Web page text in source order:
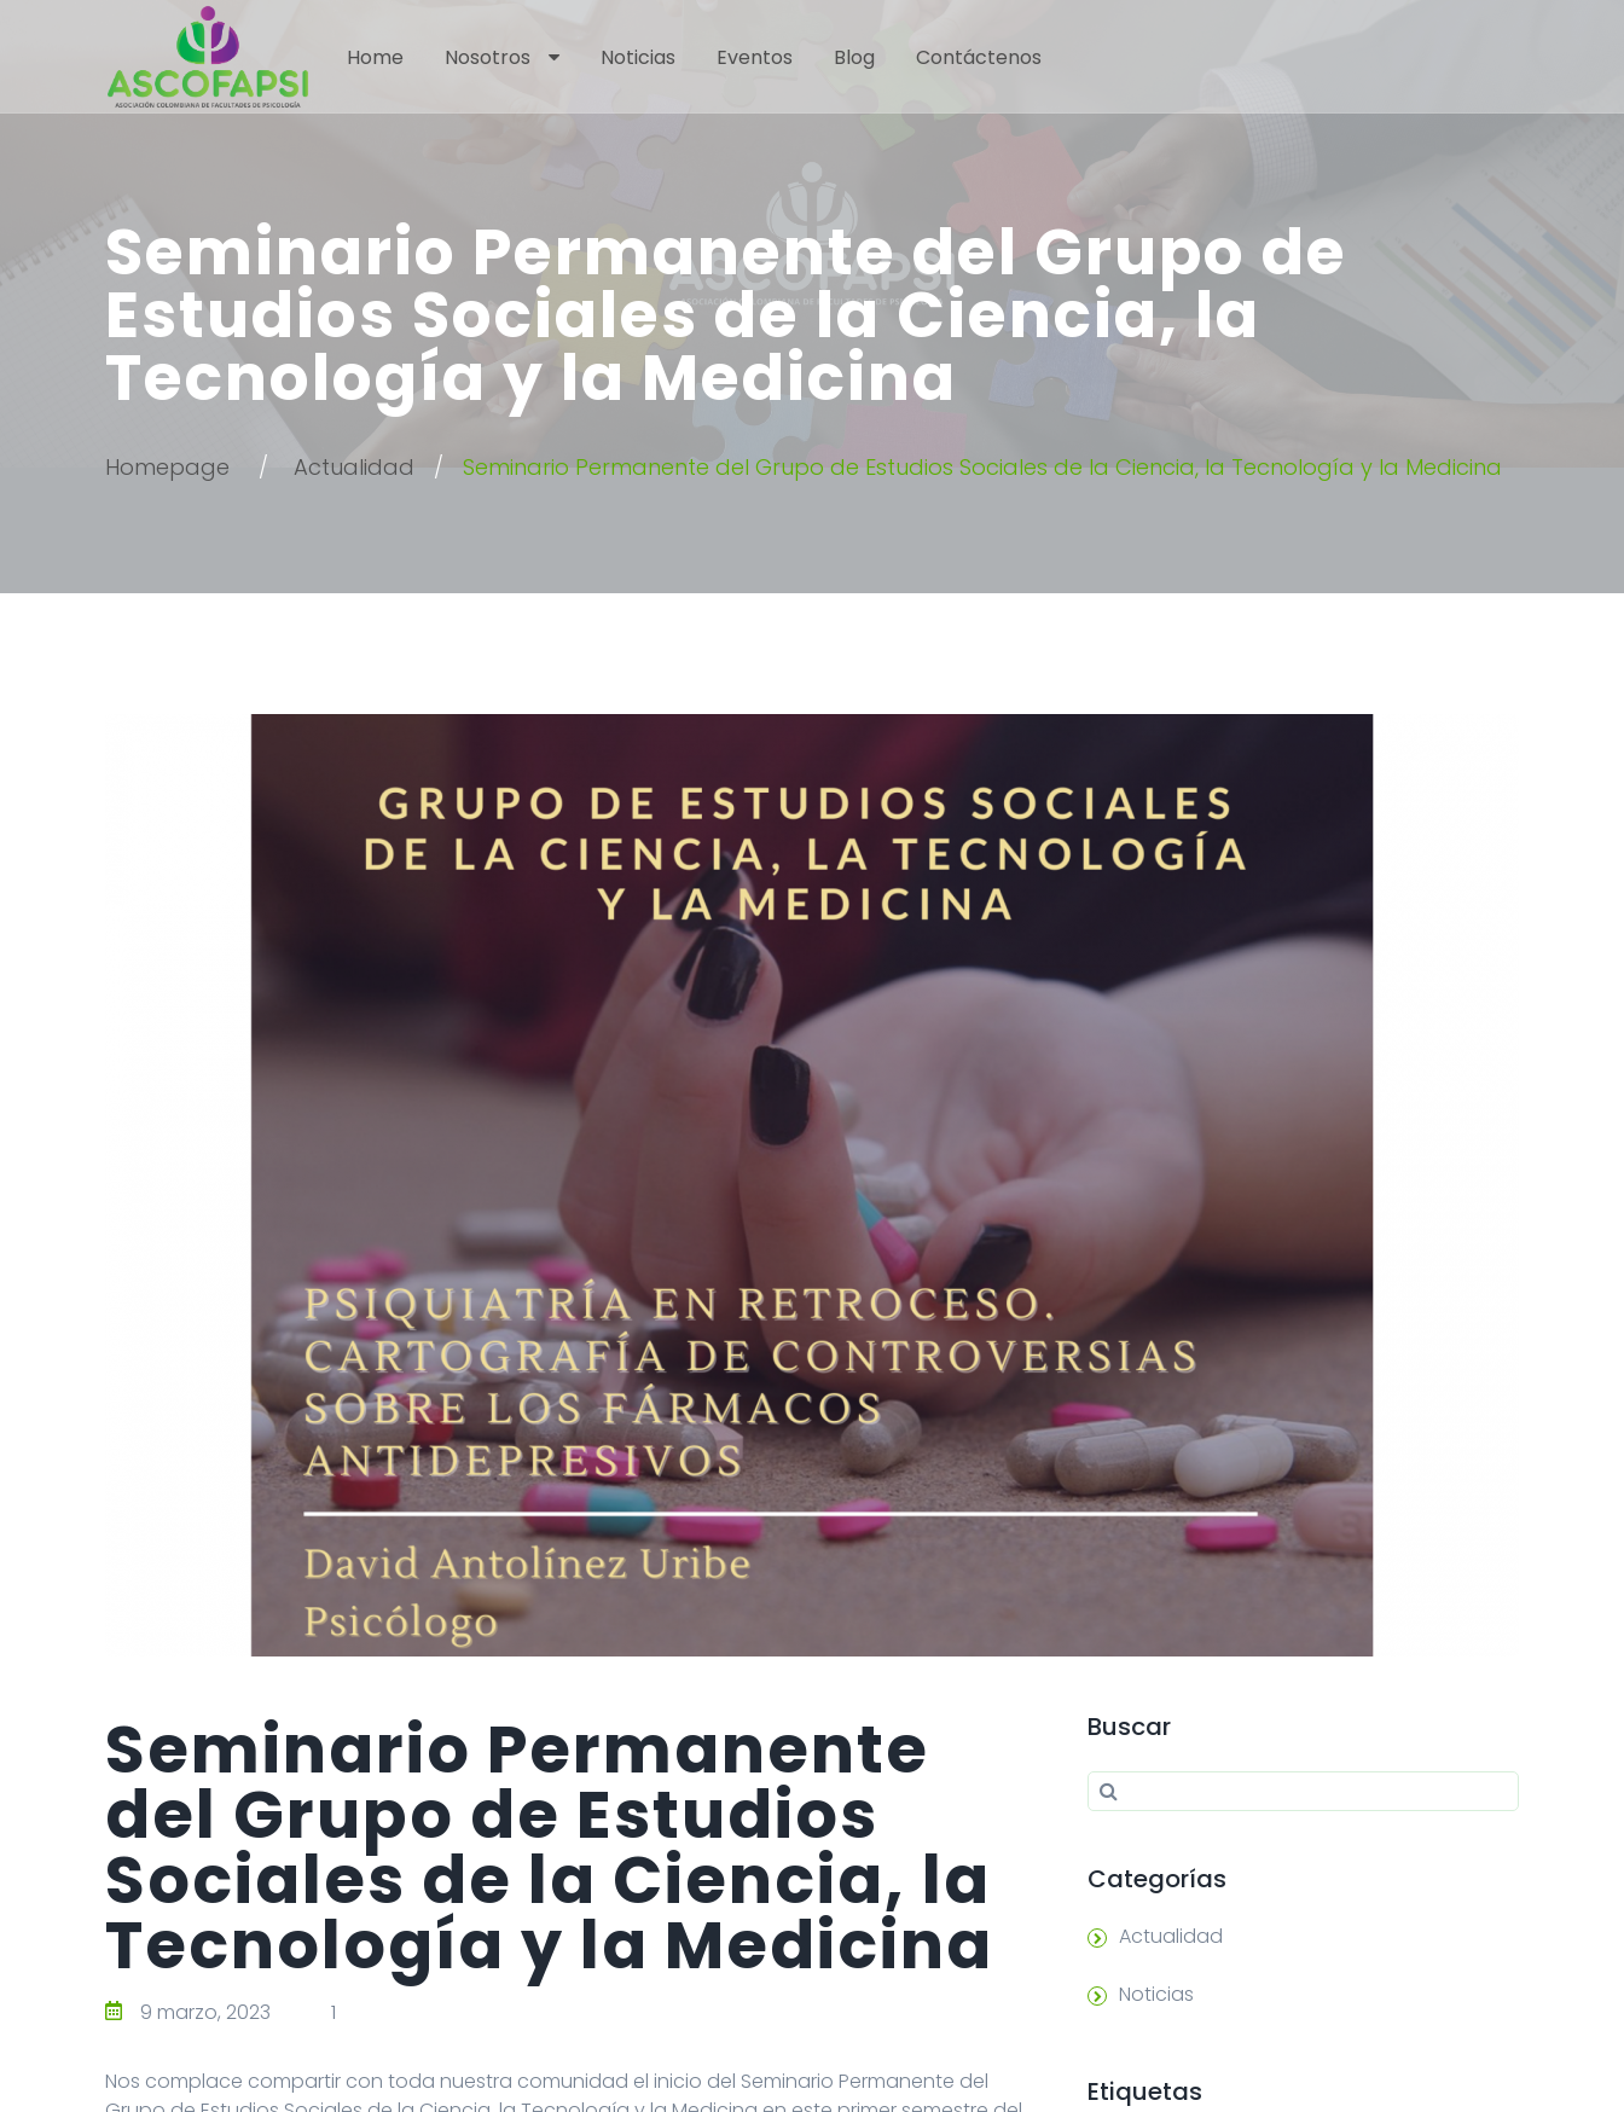
Home Nosotros Noticias Eventos Blog Contáctenos
Seminario Permanente del Grupo de
Estudios Sociales de la Ciencia, la
Tecnología y la Medicina
Homepage Actualidad Seminario Permanente del Grupo de Estudios Sociales de la Ciencia, la Tecnología y la Medicina
Seminario Permanente
del Grupo de Estudios
Sociales de la Ciencia, la
Tecnología y la Medicina
9 marzo, 2023 1
Nos complace compartir con toda nuestra comunidad el inicio del Seminario Permanente del
Buscar
Search for:
Categorías
Actualidad
Noticias
Etiquetas